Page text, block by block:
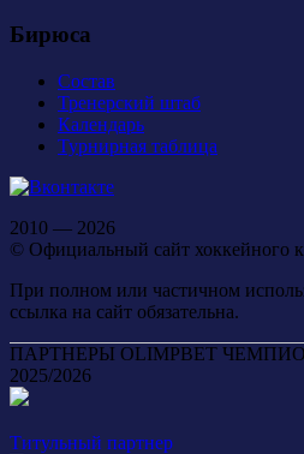
Бирюса
Состав
Тренерский штаб
Календарь
Турнирная таблица
2010 — 2026
© Официальный сайт хоккейного
При полном или частичном
ссылка на сайт обязательна.
ПАРТНЕРЫ OLIMPBET
2025/2026
Титульный партнер